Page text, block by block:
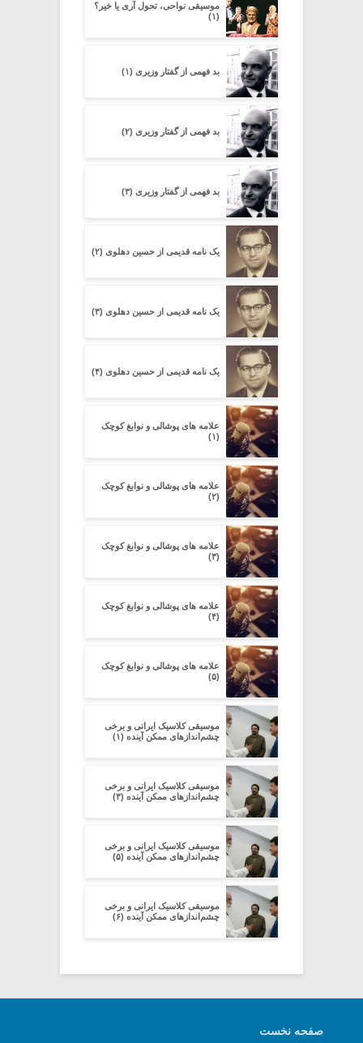
موسیقی نواحی، تحول آری یا خیر؟
(۱)
بد فهمی از گفتار وزیری (۱)
بد فهمی از گفتار وزیری (۲)
بد فهمی از گفتار وزیری (۳)
یک نامه قدیمی از حسین دهلوی (۲)
یک نامه قدیمی از حسین دهلوی (۳)
یک نامه قدیمی از حسین دهلوی (۴)
علامه های پوشالی و نوابغ کوچک
(۱)
علامه های پوشالی و نوابغ کوچک
(۲)
علامه های پوشالی و نوابغ کوچک
(۳)
علامه های پوشالی و نوابغ کوچک
(۴)
علامه های پوشالی و نوابغ کوچک
(۵)
موسیقی کلاسیک ایرانی و برخی
چشم‌اندازهای ممکنِ آینده (۱)
موسیقی کلاسیک ایرانی و برخی
چشم‌اندازهای ممکنِ آینده (۳)
موسیقی کلاسیک ایرانی و برخی
چشم‌اندازهای ممکنِ آینده (۵)
موسیقی کلاسیک ایرانی و برخی
چشم‌اندازهای ممکنِ آینده (۶)
صفحه نخست